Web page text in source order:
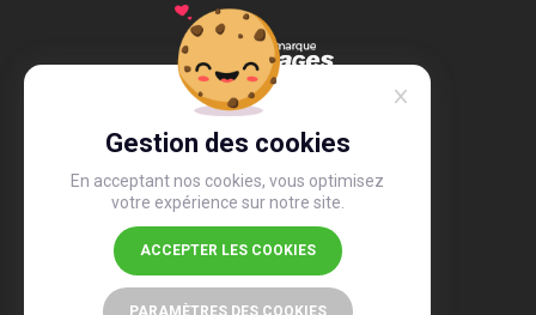
Gestion des cookies
En acceptant nos cookies, vous optimisez
votre expérience sur notre site.
ACCEPTER LES COOKIES
PARAMÈTRES DES COOKIES
4,4